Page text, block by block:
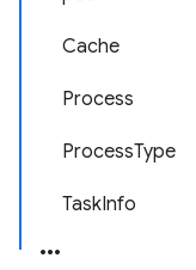
Cache
Process
ProcessType
TaskInfo